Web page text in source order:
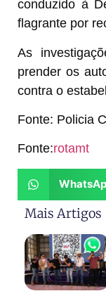
conduzido à
flagrante por
As
prender os
contra o
Fonte: Policia
Fonte:rotamt
Mais Artigos